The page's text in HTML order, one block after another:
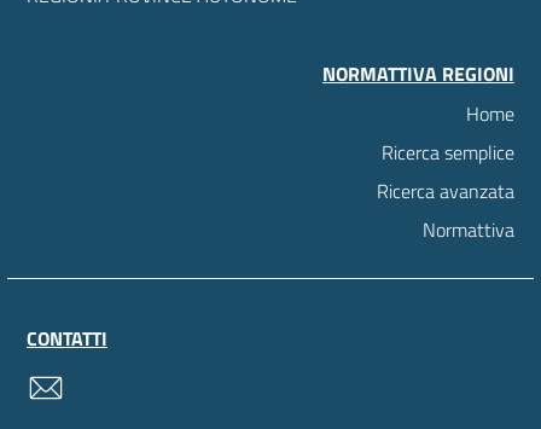
NORMATTIVA REGIONI
Home
Ricerca semplice
Ricerca avanzata
Normattiva
CONTATTI